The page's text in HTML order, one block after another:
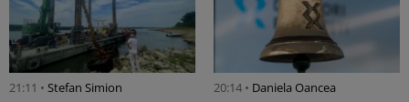
21:11 • Stefan Simion 20:14 • Daniela Oancea